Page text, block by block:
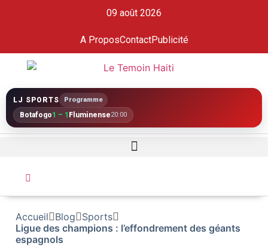
09 août 2026
A ProposContactPublicité
LJ SPORTS Programme
Botafogo1 – 1 Fluminense20:00
Accueil Blog
Sports
Ligue des champions : l’effondrement des géants
espagnols